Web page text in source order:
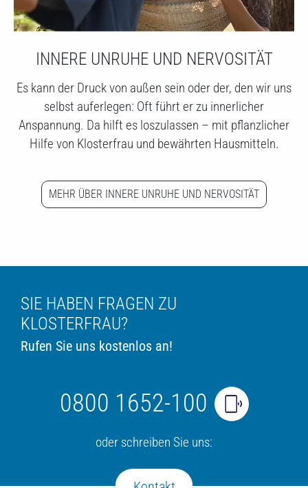
INNERE UNRUHE UND NERVOSITÄT
Es kann der Druck von außen sein oder der, den wir uns
selbst auferlegen: Oft führt er zu innerlicher
Anspannung. Da hilft es loszulassen – mit pflanzlicher
Hilfe von Klosterfrau und bewährten Hausmitteln.
MEHR ÜBER INNERE UNRUHE UND NERVOSITÄT
SIE HABEN FRAGEN ZU
KLOSTERFRAU?
Rufen Sie uns kostenlos an!
0800 1652-100
oder schreiben Sie uns: